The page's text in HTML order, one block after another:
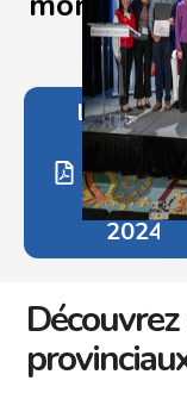
du
concours
d’affiches
2023–
2024